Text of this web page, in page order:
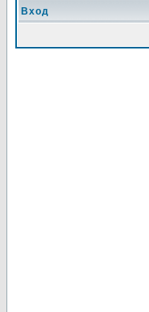
Вход